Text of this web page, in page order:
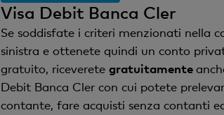
Visa Debit Banca Cler
Se soddisfate i criteri menzionati nella
sinistra e ottenete quindi un conto
gratuito, riceverete gratuitamente
Debit Banca Cler con cui potete
contante, fare acquisti senza contanti